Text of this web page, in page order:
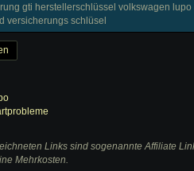
gti herstellerschlüssel volkswagen
versicherungs schlüsel
Links sind sogenannte Affiliate
Mehrkosten.